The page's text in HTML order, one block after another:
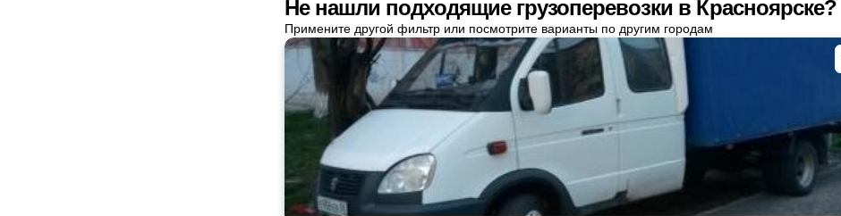
Не нашли подходящие грузоперевозки в Красноярске?
Примените другой фильтр или посмотрите варианты по другим городам